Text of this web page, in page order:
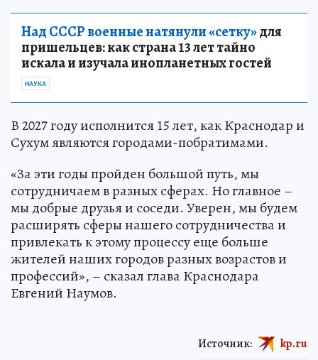
Над СССР военные натянули «сетку»для
пришельцев: как страна 13 лет тайно
искала и изучала инопланетных гостей
НАУКА
В 2027 году исполнится 15 лет, как Краснодар и
Сухум являются городами-побратимами.
«За эти годы пройден большой путь, мы
сотрудничаем в разных сферах. Но главное –
мы добрые друзья и соседи. Уверен, мы будем
расширять сферы нашего сотрудничества и
привлекать к этому процессу еще больше
жителей наших городов разных возрастов и
профессий», – сказал глава Краснодара
Евгений Наумов.
Источник: kp.ru